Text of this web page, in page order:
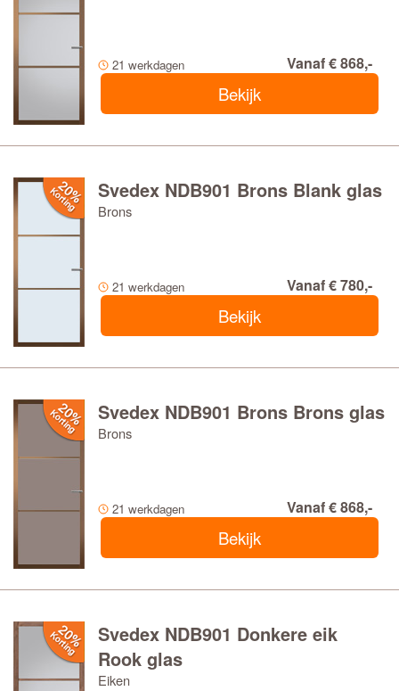
21 werkdagen Vanaf € 868,-
Bekijk
Svedex NDB901 Brons Blank glas
Brons
21 werkdagen Vanaf € 780,-
Bekijk
Svedex NDB901 Brons Brons glas
Brons
21 werkdagen Vanaf € 868,-
Bekijk
Svedex NDB901 Donkere eik
Rook glas
Eiken